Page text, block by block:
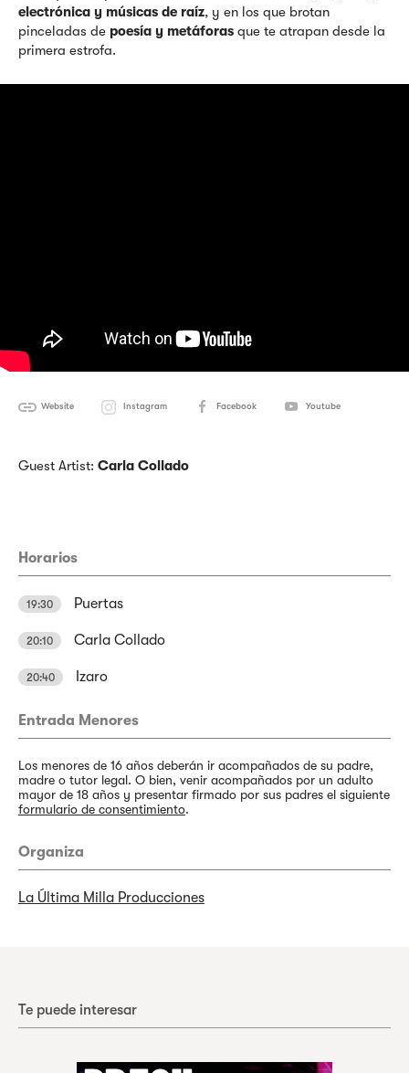
electrónica y músicas de raíz, y en los que brotan
pinceladas de poesía y metáforas que te atrapan desde la
primera estrofa.
Website Instagram Facebook Youtube
Guest Artist: Carla Collado
Horarios
19:30 Puertas
20:10 Carla Collado
20:40 Izaro
Entrada Menores
Los menores de 16 años deberán ir acompañados de su padre,
madre o tutor legal. O bien, venir acompañados por un adulto
mayor de 18 años y presentar firmado por sus padres el siguiente
formulario de consentimiento.
Organiza
La Última Milla Producciones
Te puede interesar